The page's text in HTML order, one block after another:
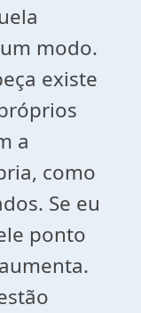
modo.
existe
a
como
Se eu
ponto